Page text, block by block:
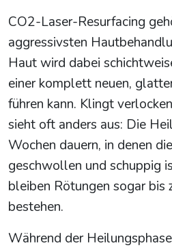
CO2-Laser-Resurfacing
aggressivsten
Haut wird dabei
einer komplett neuen,
führen kann. Klingt
sieht oft anders aus: Die
Wochen dauern, in denen
geschwollen und schuppig
bleiben Rötungen sogar bis
bestehen.
Während der